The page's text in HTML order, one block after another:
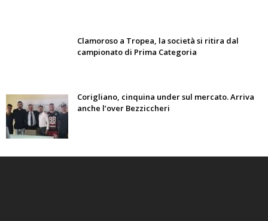
Clamoroso a Tropea, la società si ritira dal
campionato di Prima Categoria
Corigliano, cinquina under sul mercato. Arriva
anche l’over Bezziccheri